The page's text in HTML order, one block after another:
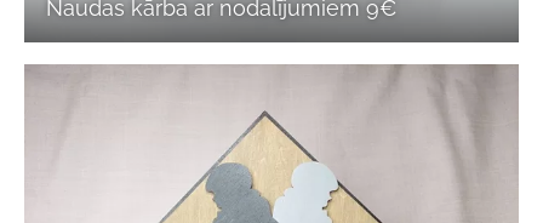
Naudas kārba ar nodalījumiem 9€